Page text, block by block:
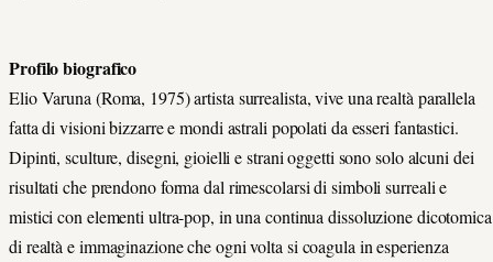
Profilo biografico
Elio Varuna (Roma, 1975) artista surrealista, vive una realtà parallela
fatta di visioni bizzarre e mondi astrali popolati da esseri fantastici.
Dipinti, sculture, disegni, gioielli e strani oggetti sono solo alcuni dei
risultati che prendono forma dal rimescolarsi di simboli surreali e
mistici con elementi ultra-pop, in una continua dissoluzione dicotomica
di realtà e immaginazione che ogni volta si coagula in esperienza